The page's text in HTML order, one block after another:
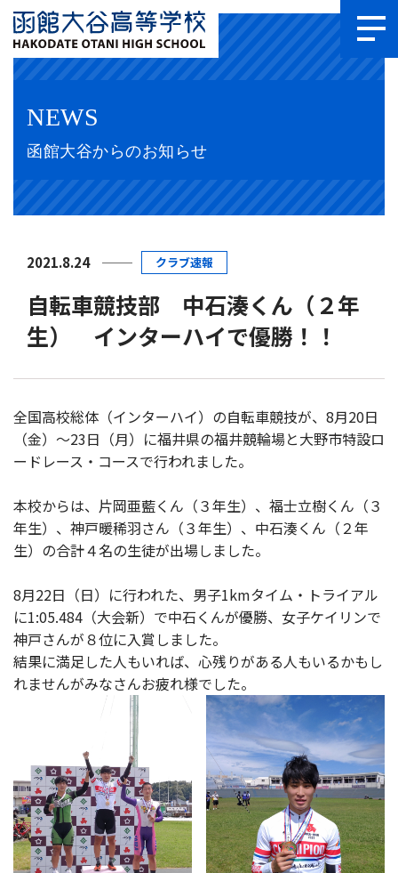
NEWS
函館大谷からのお知らせ
2021.8.24 クラブ速報
自転車競技部 中石湊くん（２年
生） インターハイで優勝！！
全国高校総体（インターハイ）の自転車競技が、8月20日
（金）～23日（月）に福井県の福井競輪場と大野市特設ロ
ードレース・コースで行われました。
本校からは、片岡亜藍くん（３年生）、福士立樹くん（３
年生）、神戸暖稀羽さん（３年生）、中石湊くん（２年
生）の合計４名の生徒が出場しました。
8月22日（日）に行われた、男子1kmタイム・トライアル
に1:05.484（大会新）で中石くんが優勝、女子ケイリンで
神戸さんが８位に入賞しました。
結果に満足した人もいれば、心残りがある人もいるかもし
れませんがみなさんお疲れ様でした。